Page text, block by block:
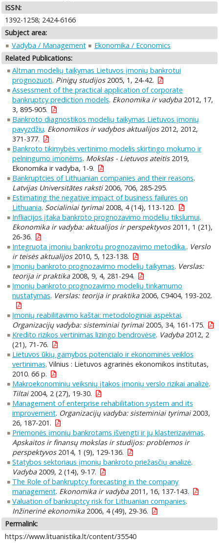
ISSN:
1392-1258; 2424-6166
Subject area:
Vadyba / Management
Ekonomika / Economics
Related Publications:
Altman modelių taikymas Lietuvos įmonių bankrotui
prognozuoti. Pinigų studijos2005, 1, 24-42.
Assessment of the practical application of corporate
bankruptcy prediction models. Ekonomika ir vadyba2012, 17,
3, 895-905.
Bankroto diagnostikos modelių taikymas Lietuvos įmonių
pavyzdžiu. Ekonomikos ir vadybos aktualijos2012, 2012,
371-377.
Bankroto tikimybės vertinimo modelis skirtingo mokumo ir
pelningumo įmonėms. Mokslas - Lietuvos ateitis2019,
Ekonomika ir vadyba, 1-9.
Bankruptcies of Lithuanian companies and their reasons.
Latvijas Universitātes raksti2006, 706, 285-295.
Estimating the negative impact of business failures on
Lithuania. Socialiniai tyrimai2008, 4 (14), 113-120.
Infliacijos įtaka bankroto prognozavimo modelių tikslumui.
Ekonomika ir vadyba: aktualijos ir perspektyvos2011, 1 (21),
26-36.
Integruota įmonių bankrotų prognozavimo metodika.. Verslo
ir teisės aktualijos2010, 5, 123-138.
Įmonių bankroto prognozavimo modelių taikymas. Verslas:
teorija ir praktika2008, 9, 4, 281-294.
Įmonių bankroto prognozavimo modelių tinkamumo
nustatymas. Verslas: teorija ir praktika2006, C9404, 193-202.
Įmonių reabilitavimo kaštai: metodologiniai aspektai.
Organizacijų vadyba: sisteminiai tyrimai2005, 34, 161-175.
Kredito rizikos vertinimas lizingo bendrovėse. Vadyba2012, 2
(21), 71-76.
Lietuvos ūkių gamybos potencialo ir ekonominės veiklos
vertinimas. Vilnius : Lietuvos agrarinės ekonomikos institutas,
2010. 66 p.
Makroekonominių veiksnių įtakos įmonių verslo rizikai analizė.
Tiltai2004, 2 (27), 19-30.
Management of enterprise rehabilitation system and its
improvement. Organizacijų vadyba: sisteminiai tyrimai2003,
26, 187-201.
Priemonės įmonių bankrotams išvengti ir jų klasterizavimas.
Apskaitos ir finansų mokslas ir studijos: problemos ir
perspektyvos2014, 1 (9), 129-136.
Statybos sektoriaus įmonių bankroto priežasčių analizė.
Vadyba2009, 2 (14), 9-17.
The Role of bankruptcy forecasting in the company
management. Ekonomika ir vadyba2011, 16, 137-143.
Valuation of bankruptcy risk for Lithuanian companies.
Inžinerinė ekonomika2006, 4 (49), 29-36.
Permalink:
https://www.lituanistika.lt/content/35540